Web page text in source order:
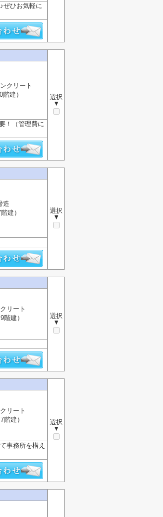
ぜひお気軽に
選択
▼
クリート
建）
！（管理費に
選択
▼
造
建）
選択
▼
リート
階建）
選択
▼
リート
階建）
事務所を構え